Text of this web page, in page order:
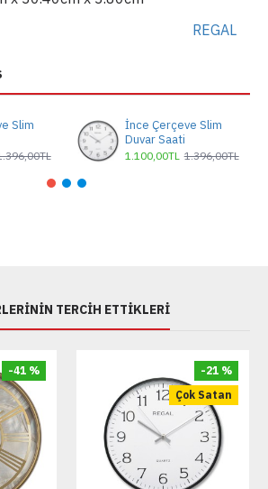
REGAL
Slim
İnce Çerçeve Slim
Duvar Saati
1.100,00TL 1.396,00TL
TERCIH ETTIKLERI
-41 %
Çok Satan
-21 %